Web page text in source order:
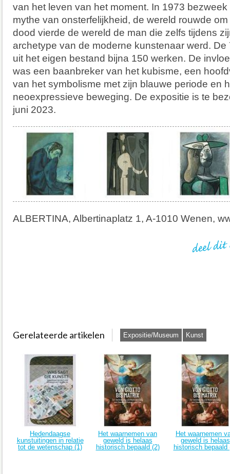
van het leven van het moment. In 1973
mythe van onsterfelijkheid, de wereld rouwde
dood vierde de wereld de man die zelfs tijdens
archetype van de moderne kunstenaar werd.
uit het eigen bestand bijna 150 werken. De
was een baanbreker van het kubisme, een
van het symbolisme met zijn blauwe periode en
neoexpressieve beweging. De expositie is te
juni 2023.
ALBERTINA, Albertinaplatz 1, A-1010 Wenen,
Gerelateerde artikelen Expositie/Museum Kunst
Hedendaagse
kunstuitingen in relatie
tot de wetenschap (1)
Het waarnemen van
geweld is helaas
historisch bepaald (2)
Het waarnemen
geweld is helaas
historisch bepaald